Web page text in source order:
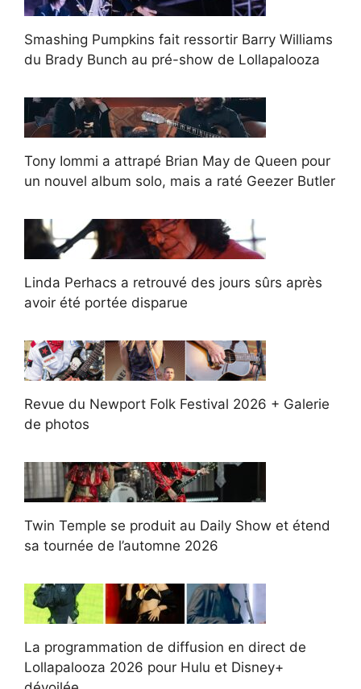
Smashing Pumpkins fait ressortir Barry Williams
du Brady Bunch au pré-show de Lollapalooza
Tony Iommi a attrapé Brian May de Queen pour
un nouvel album solo, mais a raté Geezer Butler
Linda Perhacs a retrouvé des jours sûrs après
avoir été portée disparue
Revue du Newport Folk Festival 2026 + Galerie
de photos
Twin Temple se produit au Daily Show et étend
sa tournée de l’automne 2026
La programmation de diffusion en direct de
Lollapalooza 2026 pour Hulu et Disney+